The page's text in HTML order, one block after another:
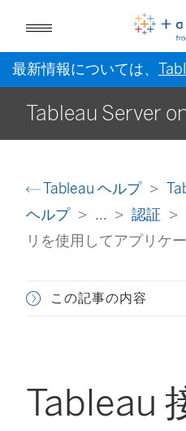
最新情報については、
Tableau Server
Tableau ヘルプ
ヘルプ
... 認証
リを使用してアプリケ
この記事の内容
Tableau